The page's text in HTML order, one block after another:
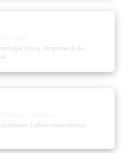
cívica, despertar de la
durante 3 años consecutivos